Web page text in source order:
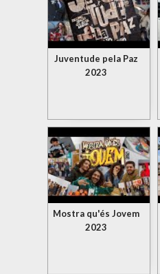
Juventude pela Paz
2023
Mostra qu'és Jovem
2023